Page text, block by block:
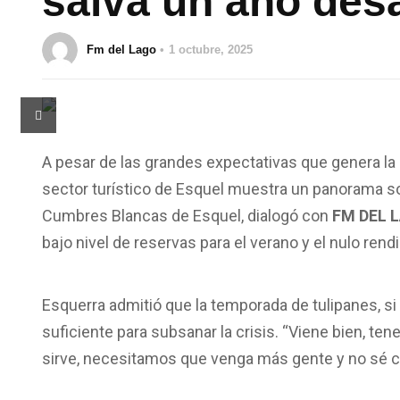
Fm del Lago 1 octubre, 2025
A pesar de las grandes expectativas que genera
sector turístico de Esquel muestra un panorama
Cumbres Blancas de Esquel, dialogó con FM DEL
bajo nivel de reservas para el verano y el nulo
Esquerra admitió que la temporada de tulipanes,
suficiente para subsanar la crisis. “Viene bien,
sirve, necesitamos que venga más gente y no sé